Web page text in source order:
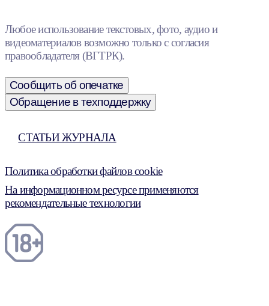
Любое использование текстовых, фото, аудио и
видеоматериалов возможно только с согласия
правообладателя (ВГТРК).
Сообщить об опечатке
Обращение в техподдержку
СТАТЬИ ЖУРНАЛА
Политика обработки файлов cookie
На информационном ресурсе применяются
рекомендательные технологии